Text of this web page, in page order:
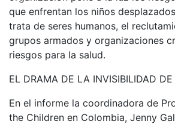
que enfrentan los niños
trata de seres humanos, el
grupos armados y organizaciones
riesgos para la salud.
EL DRAMA DE LA INVISIBILIDAD
En el informe la coordinadora de
the Children en Colombia, Jenny